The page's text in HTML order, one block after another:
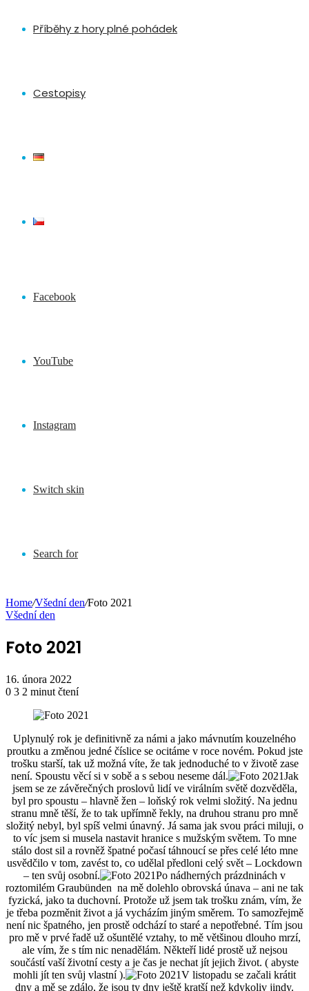
Příběhy z hory plné pohádek
Cestopisy
Facebook
YouTube
Instagram
Switch skin
Search for
Home/Všední den/Foto 2021
Všední den
Foto 2021
16. února 2022
0 3 2 minut čtení
Uplynulý rok je definitivně za námi a jako mávnutím kouzelného
proutku a změnou jedné číslice se ocitáme v roce novém. Pokud jste
trošku starší, tak už možná víte, že tak jednoduché to v životě zase
není. Spoustu věcí si v sobě a s sebou neseme dál.
Jak
jsem se ze závěrečných proslovů lidí ve virálním světě dozvěděla,
byl pro spoustu – hlavně žen – loňský rok velmi složitý. Na jednu
stranu mně těší, že to tak upřímně řekly, na druhou stranu pro mně
složitý nebyl, byl spíš velmi únavný. Já sama jak svou práci miluji, o
to víc jsem si musela nastavit hranice s mužským světem. To mne
stálo dost sil a rovněž špatné počasí táhnoucí se přes celé léto mne
usvědčilo v tom, zavést to, co udělal předloni celý svět – Lockdown
– ten svůj osobní.
Po nádherných prázdninách v
roztomilém Graubünden na mě dolehlo obrovská únava – ani ne tak
fyzická, jako ta duchovní. Protože už jsem tak trošku znám, vím, že
je třeba pozměnit život a já vycházím jiným směrem. To samozřejmě
není nic špatného, jen prostě odchází to staré a nepotřebné. Tím jsou
pro mě v prvé řadě už ošuntělé vztahy, to mě většinou dlouho mrzí,
ale vím, že s tím nic nenadělám. Někteří lidé prostě už nejsou
součástí vaší životní cesty a je čas je nechat jít jejich život. ( abyste
mohli jít ten svůj vlastní ).
V listopadu se začali krátit
dny a mě se zdálo, že jsou ty dny ještě kratší než kdykoliv jindy.